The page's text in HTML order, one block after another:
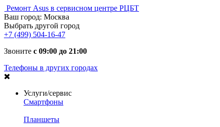
Ремонт Asus в сервисном центре РЦБТ
Ваш город: Москва
Выбрать другой город
+7 (499) 504-16-47
Звоните с 09:00 до 21:00
Телефоны в других городах
Услуги/сервис
Смартфоны
Планшеты